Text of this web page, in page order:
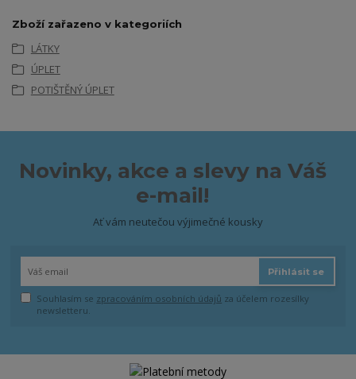
Zboží zařazeno v kategoriích
LÁTKY
ÚPLET
POTIŠTĚNÝ ÚPLET
Novinky, akce a slevy na Váš
e-mail!
Ať vám neutečou výjimečné kousky
Přihlásit se
Souhlasím se zpracováním osobních údajů za účelem rozesílky
newsletteru.